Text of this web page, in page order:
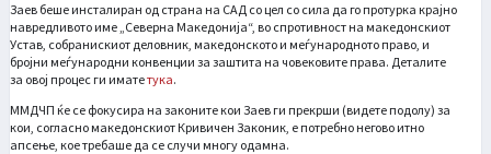
Заев беше инсталиран од страна на САД со цел со сила да го протурка крајно
навредливото име „Северна Македонија“, во спротивност на македонскиот
Устав, собранискиот деловник, македонското и меѓународното право, и
бројни меѓународни конвенции за заштита на човековите права. Деталите
за овој процес ги иматетука.
ММДЧП ќе се фокусира на законите кои Заев ги прекрши (видете подолу) за
кои, согласно македонскиот Кривичен Законик, е потребно негово итно
апсење, кое требаше да се случи многу одамна.